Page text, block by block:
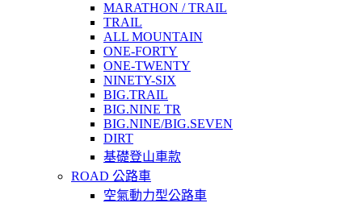
MARATHON / TRAIL
TRAIL
ALL MOUNTAIN
ONE-FORTY
ONE-TWENTY
NINETY-SIX
BIG.TRAIL
BIG.NINE TR
BIG.NINE/BIG.SEVEN
DIRT
基礎登山車款
ROAD 公路車
空氣動力型公路車